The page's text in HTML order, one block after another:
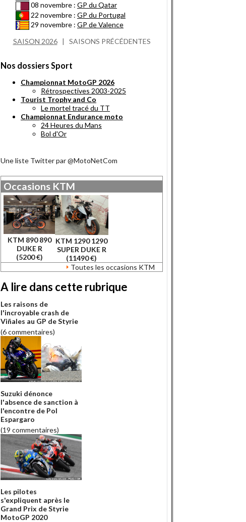
08 novembre : GP du Qatar
22 novembre : GP du Portugal
29 novembre : GP de Valence
SAISON 2026| SAISONS PRÉCÉDENTES
Nos dossiers Sport
Championnat MotoGP 2026
Rétrospectives 2003-2025
Tourist Trophy and Co
Le mortel tracé du TT
Championnat Endurance moto
24 Heures du Mans
Bol d'Or
Une liste Twitter par @MotoNetCom
Occasions KTM
KTM 890 890
DUKE R
(5200 €)
KTM 1290 1290
SUPER DUKE R
(11490 €)
Toutes les occasions KTM
A lire dans cette rubrique
Les raisons de
l'incroyable crash de
Viñales au GP de Styrie
(6 commentaires)
Suzuki dénonce
l'absence de sanction à
l'encontre de Pol
Espargaro
(19 commentaires)
Les pilotes
s'expliquent après le
Grand Prix de Styrie
MotoGP 2020